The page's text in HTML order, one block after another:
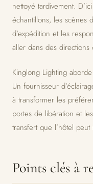
nettoyé tardivement.
échantillons, les scènes
d’expédition et les
aller dans des directions
Kinglong Lighting
Un fournisseur
à transformer les
portes de libération et
transfert que l’hôtel
Points clés à